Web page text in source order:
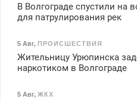
В Волгограде спустили на
для патрулирования рек
5 Авг, ПРОИСШЕСТВИЯ
Жительницу Урюпинска
наркотиком в Волгограде
5 Авг, ЖКХ